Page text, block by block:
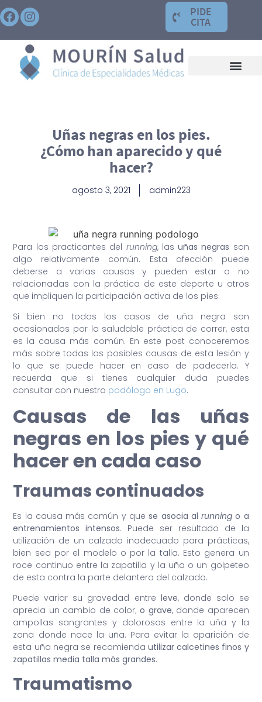
PIDE
CITA
Uñas negras en los pies.
¿Cómo han aparecido y qué
hacer?
agosto 3, 2021 admin223
Para los practicantes del running, lasuñas negras son
algo relativamente común. Esta afección puede
deberse a varias causas y pueden estar o no
relacionadas con la práctica de este deporte u otros
que impliquen la participación activa de los pies.
Si bien no todos los casos de uña negra son
ocasionados por la saludable práctica de correr, esta
es la causa más común. En este post conoceremos
más sobre todas las posibles causas de esta lesión y
lo que se puede hacer en caso de padecerla. Y
recuerda que si tienes cualquier duda puedes
consultar con nuestro podólogo en Lugo.
Causas de las uñas
negras en los pies y qué
hacer en cada caso
Traumas continuados
Es la causa más común y quese asocia alrunning o a
entrenamientos intensos. Puede ser resultado de la
utilización de un calzado inadecuado para prácticas,
bien sea por el modelo o por la talla. Esto genera un
roce continuo entre la zapatilla y la uña o un golpeteo
de esta contra la parte delantera del calzado.
Puede variar su gravedad entre leve, donde solo se
aprecia un cambio de color;o grave, donde aparecen
ampollas sangrantes y dolorosas entre la uña y la
zona donde nace la uña. Para evitar la aparición de
esta uña negra se recomienda utilizar calcetines finos y
zapatillas media talla más grandes.
Traumatismo